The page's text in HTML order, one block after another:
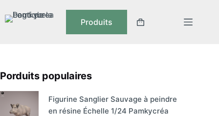
Produits
Porduits populaires
Figurine Sanglier Sauvage à peindre
en résine Échelle 1/24 Pamkycréa